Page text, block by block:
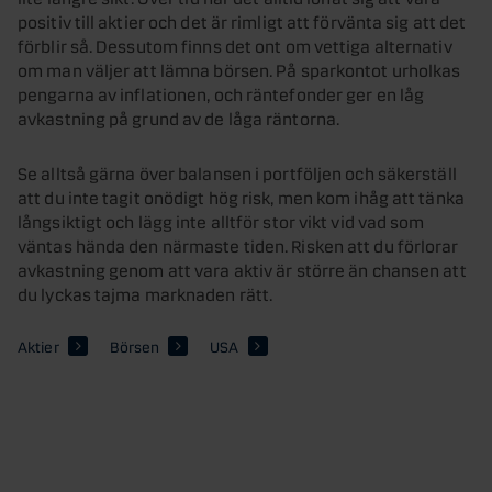
positiv till aktier och det är rimligt att förvänta sig att det
förblir så. Dessutom finns det ont om vettiga alternativ
om man väljer att lämna börsen. På sparkontot urholkas
pengarna av inflationen, och räntefonder ger en låg
avkastning på grund av de låga räntorna.
Se alltså gärna över balansen i portföljen och säkerställ
att du inte tagit onödigt hög risk, men kom ihåg att tänka
långsiktigt och lägg inte alltför stor vikt vid vad som
väntas hända den närmaste tiden. Risken att du förlorar
avkastning genom att vara aktiv är större än chansen att
du lyckas tajma marknaden rätt.
Aktier Börsen USA